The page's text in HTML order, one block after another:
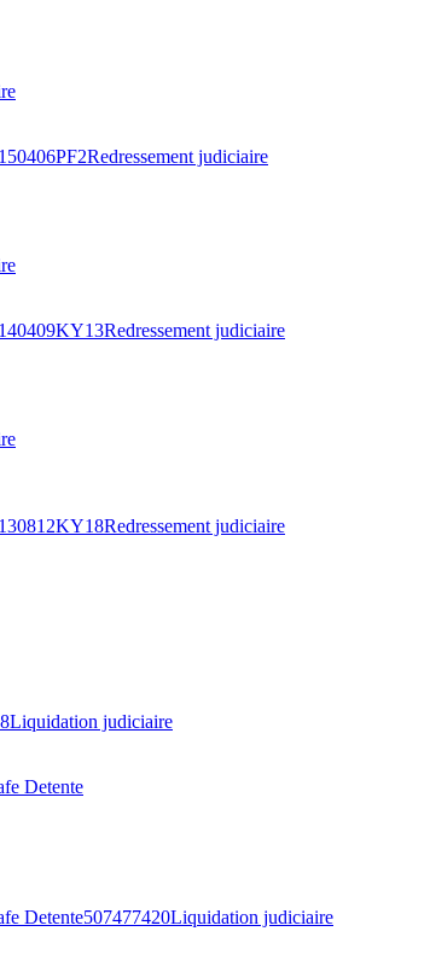
Redressement judiciaire
Redressement judiciaire
Redressement judiciaire
Liquidation judiciaire
Detente
Detente507477420Liquidation judiciaire